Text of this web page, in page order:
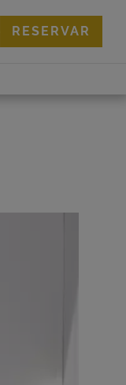
RESERVAR